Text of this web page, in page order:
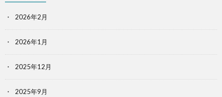
2026年2月
2026年1月
2025年12月
2025年9月